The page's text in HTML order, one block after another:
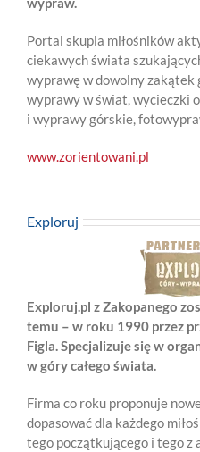
Portal skupia miłośników
ciekawych świata
wyprawę w dowolny zakątek
wyprawy w świat, wycieczki
i wyprawy górskie,
www.zorientowani.pl
Exploruj
Exploruj.pl z Zakopanego
temu – w roku 1990 przez
Figla. Specjalizuje się w
w góry całego świata.
Firma co roku proponuje
dopasować dla każdego
tego początkującego i tego z